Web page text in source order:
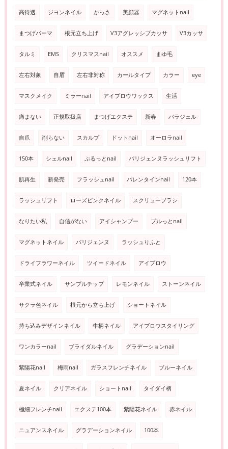
高待遇 ジヨンネイル かっさ 美顔器 マグネットnail
まつげパーマ 根元立ち上げ V3アグレッシブカッサ V3カッサ
タルミ EMS クリスマスnail オススメ まゆ毛
左右対象 自眉 左右非対称 カールタイプ カラー eye
マスクメイク ミラーnail アイブロウワックス 生活
痛まない 正規取扱店 まつげエクステ 新春 パラジェル
自爪 削らない スカルプ ドットnail オーロラnail
150本 シェルnail ぷるっとnail パリジェンヌラッシュリフト
肌再生 新発売 フラッシュnail バレンタインnail 120本
ラッシュリフト ローズピンクネイル スクリューブラシ
なりたい私 自信がない アイシャンプー プルっとnail
マグネットネイル パリジェンヌ ラッシュりふと
ドライフラワーネイル ツイードネイル アイブロウ
卒業式ネイル サンプルチップ レモンネイル ストーンネイル
サクラ色ネイル 根元から立ち上げ ショートネイル
持ち込みデザインネイル 牛柄ネイル アイブロウスタイリング
ワンカラーnail ブライダルネイル グラデーションnail
紫陽花nail 梅雨nail ガラスフレンチネイル ブルーネイル
夏ネイル クリアネイル ショートnail タイダイ柄
極細フレンチnail エクステ100本 紫陽花ネイル 赤ネイル
ニュアンスネイル グラデーションネイル 100本